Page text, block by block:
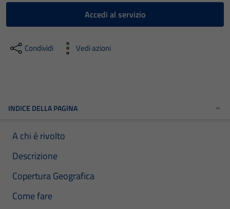
Accedi al servizio
Condividi Vedi azioni
INDICE DELLA PAGINA
A chi è rivolto
Descrizione
Copertura Geografica
Come fare